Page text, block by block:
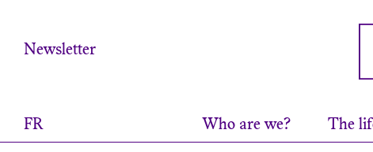
Newsletter
FR Who are we? The